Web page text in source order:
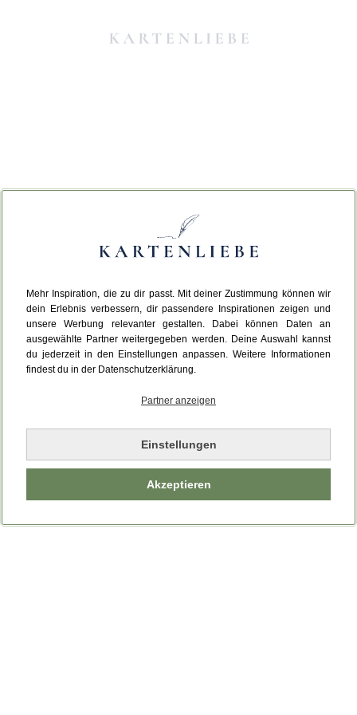
Mehr Inspiration, die zu dir passt. Mit deiner Zustimmung können wir
dein Erlebnis verbessern, dir passendere Inspirationen zeigen und
unsere Werbung relevanter gestalten. Dabei können Daten an
ausgewählte Partner weitergegeben werden. Deine Auswahl kannst
du jederzeit in den Einstellungen anpassen. Weitere Informationen
findest du in der Datenschutzerklärung.
Partner anzeigen
Einstellungen
Akzeptieren
Da ist etwas schiefgelaufen.
Leider ist ein technischer Fehler aufgetreten.
Bitte laden Sie die Seite neu.